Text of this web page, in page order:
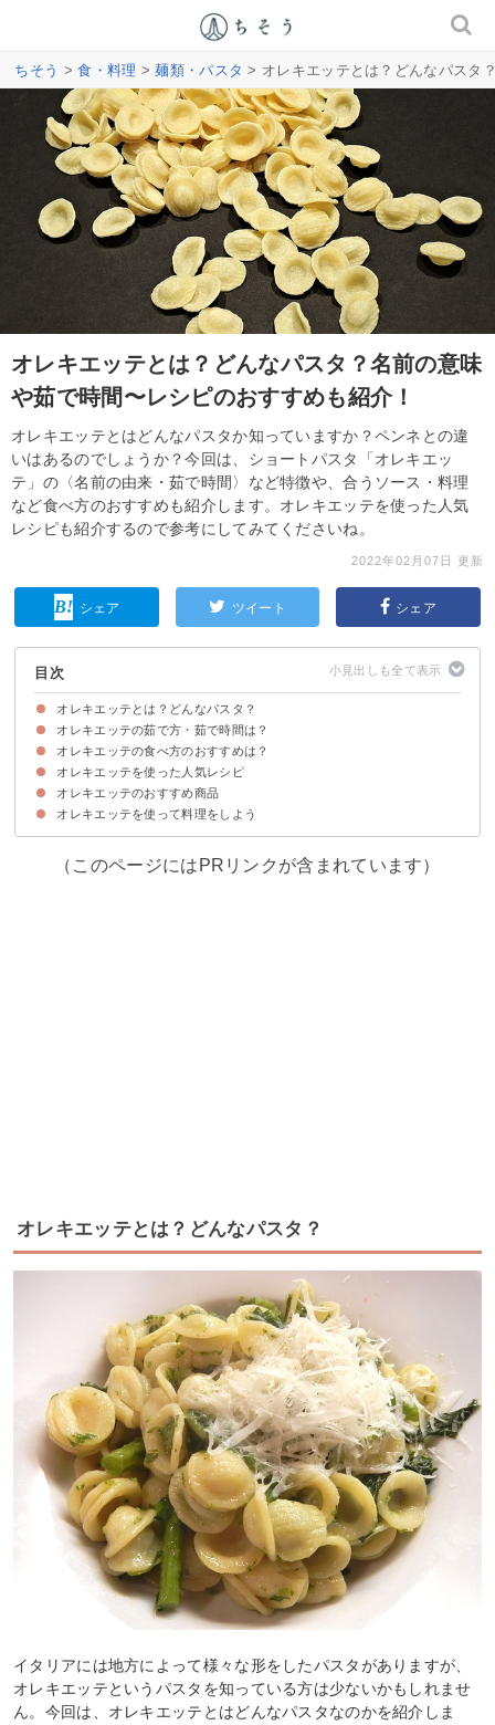
ちそう >食・料理 >麺類・パスタ > オレキエッテとは？どんなパスタ
オレキエッテとは？どんなパスタ？名前の意味
や茹で時間〜レシピのおすすめも紹介！
オレキエッテとはどんなパスタか知っていますか？ペンネとの違
いはあるのでしょうか？今回は、ショートパスタ「オレキエッ
テ」の〈名前の由来・茹で時間〉など特徴や、合うソース・料理
など食べ方のおすすめも紹介します。オレキエッテを使った人気
レシピも紹介するので参考にしてみてくださいね。
2022年02月07日 更新
シェア ツイート シェア
目次
オレキエッテとは？どんなパスタ？
オレキエッテは耳たぶ型のショートパスタ
オレキエッテの名前の由来
オレキエッテの作り方
オレキエッテの茹で方・茹で時間は？
オレキエッテの茹で時間の目安
オレキエッテの茹で方のポイント
オレキエッテの食べ方のおすすめは？
オレキエッテに合うソース
オレキエッテが合う料理例
オレキエッテを使った人気レシピ
①チーマディラーパ
②漁師風オレキエッテ
③リコッタチーズとトマトソースのオレキエッテ
④ブロッコリーソースのオレキエッテ
⑤和風オレキエッテ
オレキエッテのおすすめ商品
①プルメルーチ社 オレキエッテ 500g （297円）
②オレッキエッテ プリエージ ブロンズ 500g（359円）
オレキエッテを使って料理をしよう
（このページにはPRリンクが含まれています）
オレキエッテとは？どんなパスタ？
イタリアには地方によって様々な形をしたパスタがありますが、
オレキエッテというパスタを知っている方は少ないかもしれませ
ん。今回は、オレキエッテとはどんなパスタなのかを紹介しま